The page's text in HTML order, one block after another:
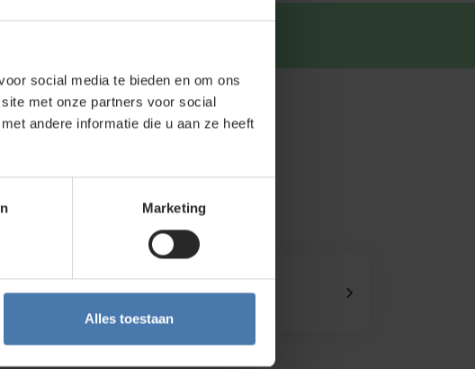
social media te bieden en om ons
met onze partners voor social
andere informatie die u aan ze heeft
Marketing
Alles toestaan
Onze showroom